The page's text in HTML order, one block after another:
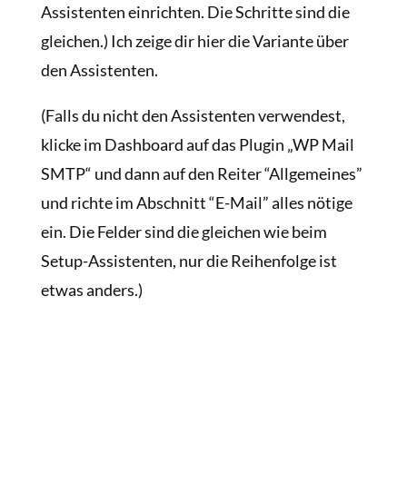
Assistenten einrichten. Die Schritte sind die
gleichen.) Ich zeige dir hier die Variante über
den Assistenten.
(Falls du nicht den Assistenten verwendest,
klicke im Dashboard auf das Plugin „WP Mail
SMTP“ und dann auf den Reiter “Allgemeines”
und richte im Abschnitt “E-Mail” alles nötige
ein. Die Felder sind die gleichen wie beim
Setup-Assistenten, nur die Reihenfolge ist
etwas anders.)